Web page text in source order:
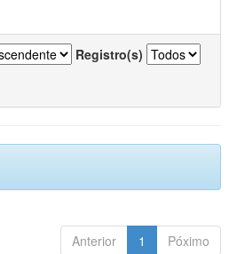
Registro(s)
Anterior 1 Póximo